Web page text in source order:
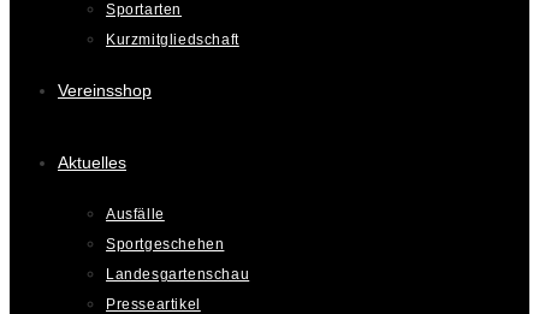
Sportarten
Kurzmitgliedschaft
Vereinsshop
Aktuelles
Ausfälle
Sportgeschehen
Landesgartenschau
Presseartikel